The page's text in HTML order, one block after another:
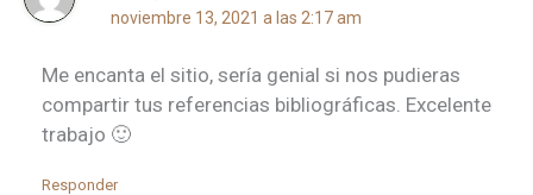
noviembre 13, 2021 a las 2:17 am
Me encanta el sitio, sería genial si nos pudieras
compartir tus referencias bibliográficas. Excelente
trabajo 🙂
Responder